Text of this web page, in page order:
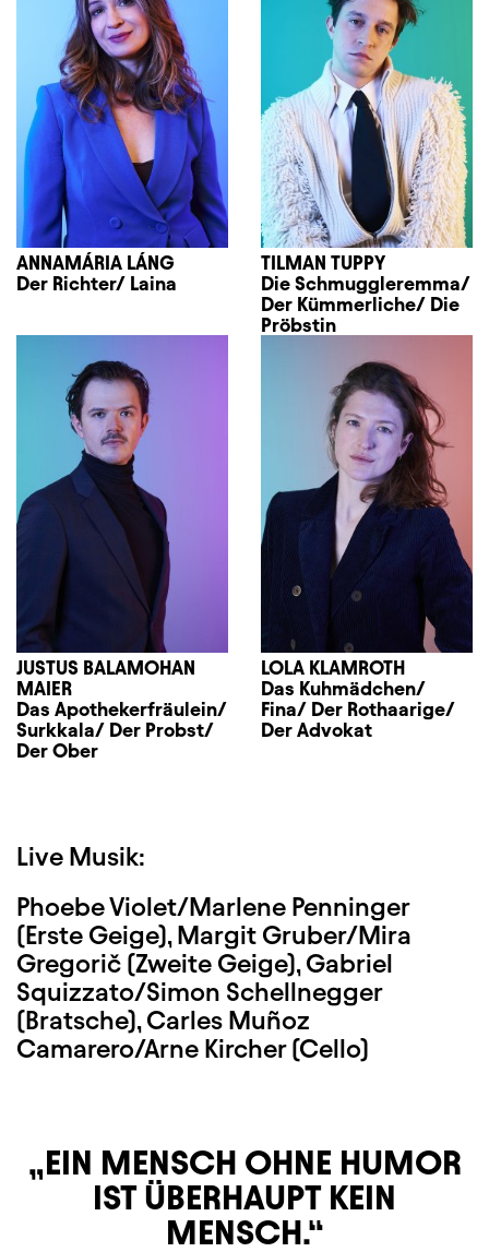
ANNAMÁRIA LÁNG
Der Richter/ Laina
TILMAN TUPPY
Die Schmuggleremma/
Der Kümmerliche/ Die
Pröbstin
JUSTUS BALAMOHAN
MAIER
Das Apothekerfräulein/
Surkkala/ Der Probst/
Der Ober
LOLA KLAMROTH
Das Kuhmädchen/
Fina/ Der Rothaarige/
Der Advokat
Live Musik:
Phoebe Violet/Marlene Penninger
(Erste Geige), Margit Gruber/Mira
Gregorič (Zweite Geige), Gabriel
Squizzato/Simon Schellnegger
(Bratsche), Carles Muñoz
Camarero/Arne Kircher (Cello)
EIN MENSCH OHNE HUMOR
IST ÜBERHAUPT KEIN
MENSCH.